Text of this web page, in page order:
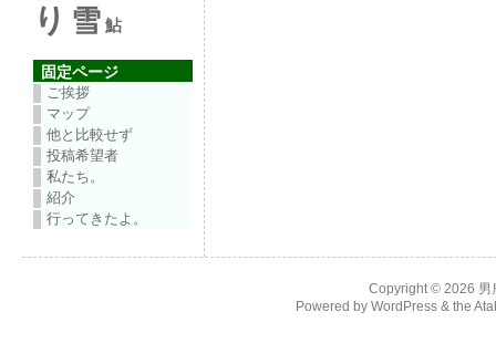
り 雪 鮎
固定ページ
ご挨拶
マップ
他と比較せず
投稿希望者
私たち。
紹介
行ってきたよ。
Copyright © 2026 男
Powered by WordPress & the